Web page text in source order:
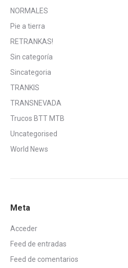
NORMALES
Pie a tierra
RETRANKAS!
Sin categoría
Sincategoria
TRANKIS
TRANSNEVADA
Trucos BTT MTB
Uncategorised
World News
Meta
Acceder
Feed de entradas
Feed de comentarios